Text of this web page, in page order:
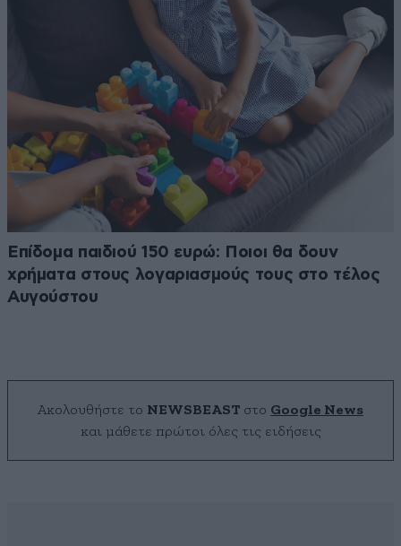
Επίδομα παιδιού 150 ευρώ: Ποιοι θα δουν
χρήματα στους λογαριασμούς τους στο τέλος
Αυγούστου
Ακολουθήστε το NEWSBEAST στο Google News
και μάθετε πρώτοι όλες τις ειδήσεις